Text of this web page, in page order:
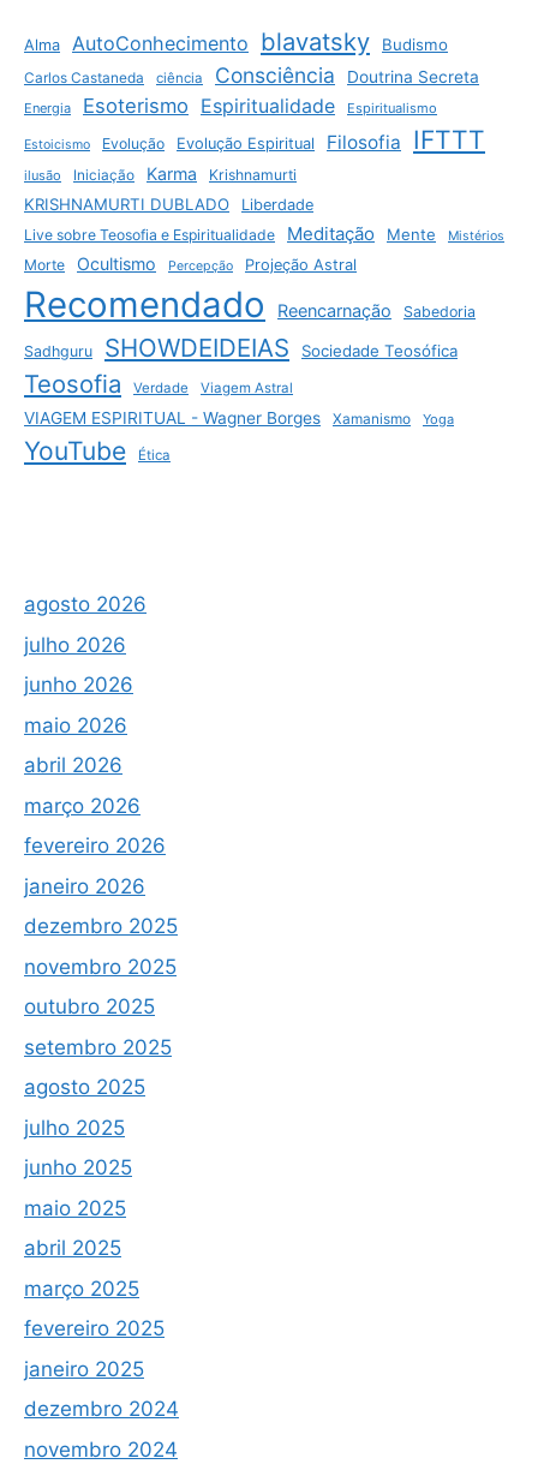
Alma AutoConhecimento blavatsky Budismo
Carlos Castaneda ciência Consciência Doutrina Secreta
Energia Esoterismo Espiritualidade Espiritualismo
Estoicismo Evolução Evolução Espiritual Filosofia IFTTT
ilusão Iniciação Karma Krishnamurti
KRISHNAMURTI DUBLADO
Liberdade
Live sobre Teosofia e Espiritualidade
Meditação Mente Mistérios
Morte Ocultismo Percepção Projeção Astral
Recomendado Reencarnação Sabedoria
Sadhguru SHOWDEIDEIAS Sociedade Teosófica
Teosofia Verdade Viagem Astral
VIAGEM ESPIRITUAL - Wagner Borges Xamanismo Yoga
YouTube Ética
agosto 2026
julho 2026
junho 2026
maio 2026
abril 2026
março 2026
fevereiro 2026
janeiro 2026
dezembro 2025
novembro 2025
outubro 2025
setembro 2025
agosto 2025
julho 2025
junho 2025
maio 2025
abril 2025
março 2025
fevereiro 2025
janeiro 2025
dezembro 2024
novembro 2024